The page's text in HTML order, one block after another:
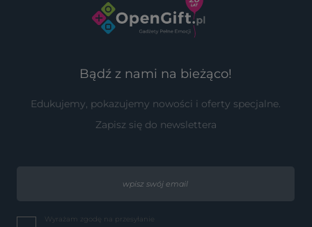
Bądź z nami na bieżąco!
Edukujemy, pokazujemy nowości i oferty specjalne.
Zapisz się do newslettera
Wyrażam zgodę na przesyłanie